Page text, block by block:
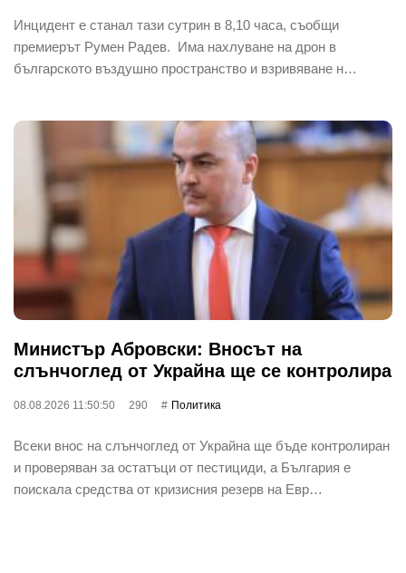
Инцидент е станал тази сутрин в 8,10 часа, съобщи
премиерът Румен Радев. Има нахлуване на дрон в
българското въздушно пространство и взривяване н…
Министър Абровски: Вносът на
слънчоглед от Украйна ще се контролира
08.08.2026 11:50:50 290 Политика
Всеки внос на слънчоглед от Украйна ще бъде контролиран
и проверяван за остатъци от пестициди, а България е
поискала средства от кризисния резерв на Евр…